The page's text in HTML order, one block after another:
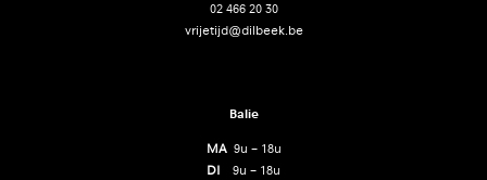
02 466 20 30
vrijetijd@dilbeek.be
Balie
MA 9u – 18u
DI 9u – 18u